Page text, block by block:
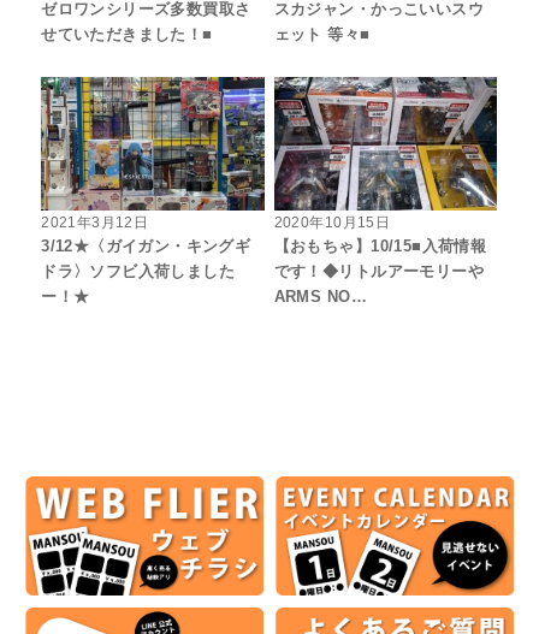
ゼロワンシリーズ多数買取さ
せていただきました！■
スカジャン・かっこいいスウ
ェット 等々■
2021年3月12日
3/12★〈ガイガン・キングギ
ドラ〉ソフビ入荷しました
ー！★
2020年10月15日
【おもちゃ】10/15■入荷情報
です！◆リトルアーモリーや
ARMS NO…